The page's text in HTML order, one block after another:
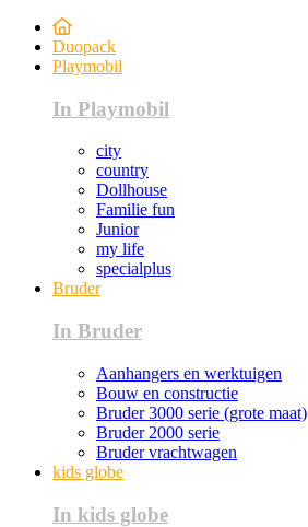
Duopack
Playmobil
In Playmobil
city
country
Dollhouse
Familie fun
Junior
my life
specialplus
Bruder
In Bruder
Aanhangers en werktuigen
Bouw en constructie
Bruder 3000 serie (grote maat)
Bruder 2000 serie
Bruder vrachtwagen
kids globe
In kids globe